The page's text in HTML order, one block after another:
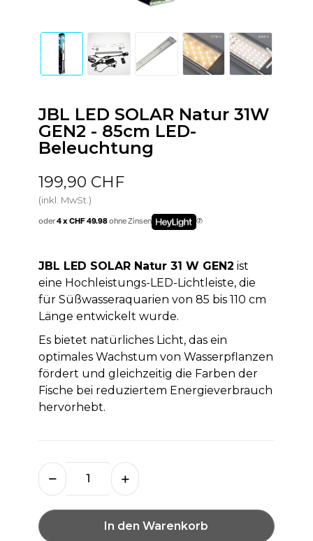
JBL LED SOLAR Natur 31W
GEN2 - 85cm LED-
Beleuchtung
199,90 CHF
(inkl. MwSt.)
oder4 x CHF 49.98ohne Zinsen
JBL LED SOLAR Natur 31 W GEN2 ist
eine Hochleistungs-LED-Lichtleiste, die
für Süßwasseraquarien von 85 bis 110 cm
Länge entwickelt wurde.
Es bietet natürliches Licht, das ein
optimales Wachstum von Wasserpflanzen
fördert und gleichzeitig die Farben der
Fische bei reduziertem Energieverbrauch
hervorhebt.
In den Warenkorb